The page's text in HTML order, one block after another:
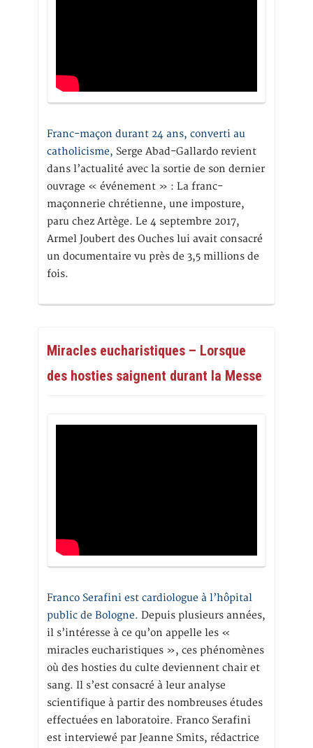
Franc-maçon durant 24 ans, converti au
catholicisme, Serge Abad-Gallardo revient
dans l’actualité avec la sortie de son dernier
ouvrage « événement » : La franc-
maçonnerie chrétienne, une imposture,
paru chez Artège. Le 4 septembre 2017,
Armel Joubert des Ouches lui avait consacré
un documentaire vu près de 3,5 millions de
fois.
Miracles eucharistiques – Lorsque
des hosties saignent durant la Messe
Franco Serafini est cardiologue à l’hôpital
public de Bologne. Depuis plusieurs années,
il s’intéresse à ce qu’on appelle les «
miracles eucharistiques », ces phénomènes
où des hosties du culte deviennent chair et
sang. Il s’est consacré à leur analyse
scientifique à partir des nombreuses études
effectuées en laboratoire. Franco Serafini
est interviewé par Jeanne Smits, rédactrice